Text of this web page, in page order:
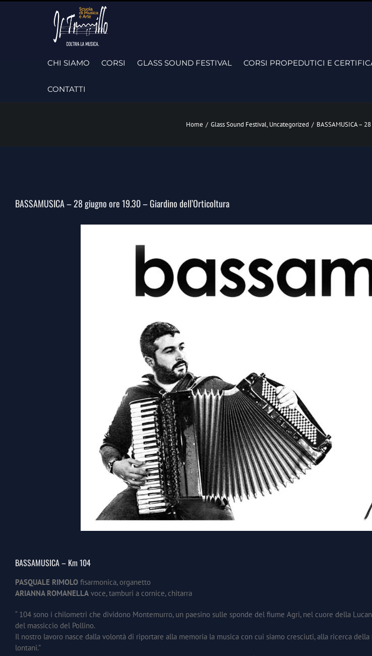
Skip
CHI SIAMO CORSI GLASS SOUND FESTIVAL CORSI PROPEDUTICI E
CONTATTI
Home / Glass Sound Festival,Uncategorized / BASSAMUSICA –
BASSAMUSICA – 28 giugno ore 19.30 – Giardino dell’Orticoltura
BASSAMUSICA – Km 104
PASQUALE RIMOLO fisarmonica, organetto
ARIANNA ROMANELLA voce, tamburi a cornice, chitarra
“ 104 sono i chilometri che dividono Montemurro, un paesino sulle sponde del fiume Agri, nel cuore della
del massiccio del Pollino.
Il nostro lavoro nasce dalla volontà di riportare alla memoria la musica con cui siamo cresciuti, alla ricerca
lontani.”